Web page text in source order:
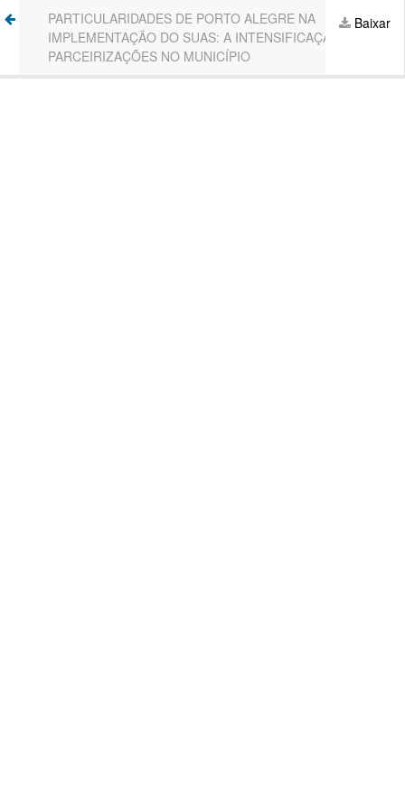
aos
Detalhes
Artigo
PARTICULARIDADES DE PORTO ALEGRE NA
IMPLEMENTAÇÃO DO SUAS: A INTENSIFICAÇÃO DAS
PARCEIRIZAÇÕES NO MUNICÍPIO
Baixar